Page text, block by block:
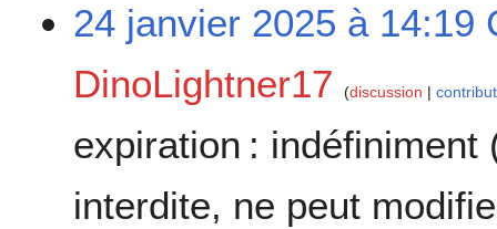
24 janvier 2025 à 14:19
DinoLightner17
discussion
expiration : indéfiniment
interdite, ne peut